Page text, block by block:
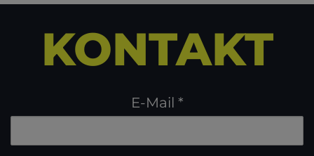
KONTAKT
E-Mail